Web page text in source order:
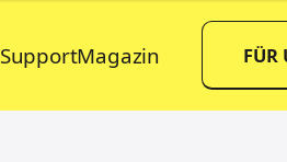
SupportMagazin FÜR